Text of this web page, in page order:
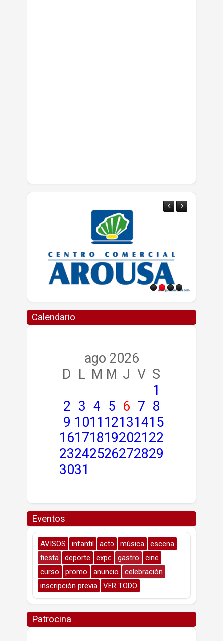
Calendario
ago 2026
D
L M M J V S
1
2 3 4 5 6 7 8
9 1011 12131415
161718192021 22
23242526272829
3031
Eventos
AVISOS infantil acto música
escena
fiesta
deporte expo gastro
cine
curso
promo anuncio
celebración
inscripción previa
VER TODO
Patrocina